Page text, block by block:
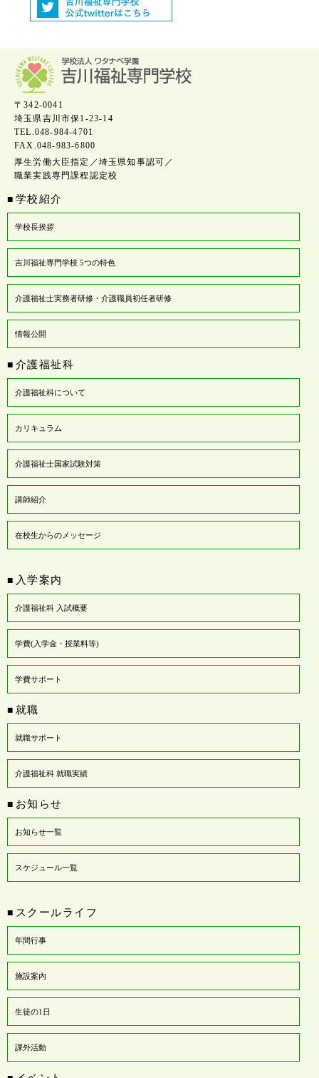
〒342-0041
埼玉県吉川市保1-23-14
TEL.048-984-4701
FAX.048-983-6800
厚生労働大臣指定／埼玉県知事認可／
職業実践専門課程認定校
■ 学校紹介
学校長挨拶
吉川福祉専門学校 5つの特色
介護福祉士実務者研修・介護職員初任者研修
情報公開
■ 介護福祉科
介護福祉科について
カリキュラム
介護福祉士国家試験対策
講師紹介
在校生からのメッセージ
■ 入学案内
介護福祉科 入試概要
学費(入学金・授業料等)
学費サポート
■ 就職
就職サポート
介護福祉科 就職実績
■ お知らせ
お知らせ一覧
スケジュール一覧
■ スクールライフ
年間行事
施設案内
生徒の1日
課外活動